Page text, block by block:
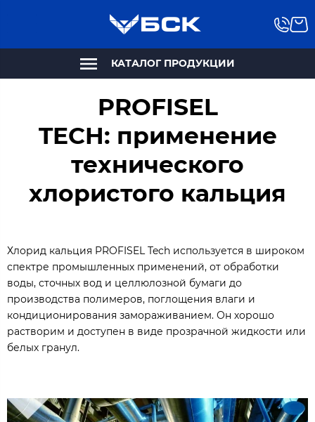
КАТАЛОГ ПРОДУКЦИИ
PROFISEL
TECH: применение
технического
хлористого кальция
Хлорид кальция PROFISEL Tech используется в широком
спектре промышленных применений, от обработки
воды, сточных вод и целлюлозной бумаги до
производства полимеров, поглощения влаги и
кондиционирования замораживанием. Он хорошо
растворим и доступен в виде прозрачной жидкости или
белых гранул.